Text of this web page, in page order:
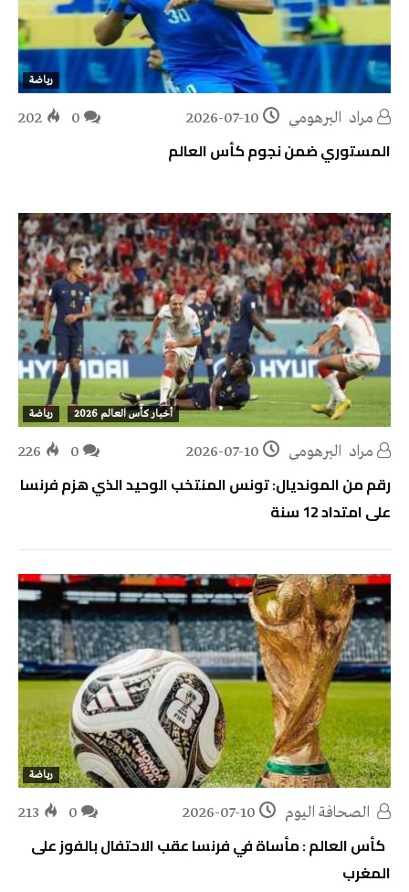
رياضة
مراد‭ ‬ البرهومي 2026-07-10
202
المستوري ضمن نجوم كأس العالم
أخبار كأس العالم 2026 رياضة
مراد‭ ‬ البرهومي 2026-07-10
226
رقم من المونديال: تونس المنتخب الوحيد الذي هزم فرنسا
على امتداد 12 سنة
رياضة
2026-07-10
213
كأس العالم : مأساة في فرنسا عقب الاحتفال بالفوز على
المغرب